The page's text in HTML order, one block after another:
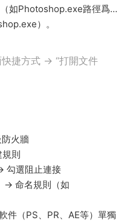
如Photoshop.exe路徑爲…
）。
捷方式 → “打開文件
火牆
則​
勾選阻止連接​
→ 命名規則（如
件（PS、PR、AE等）單獨